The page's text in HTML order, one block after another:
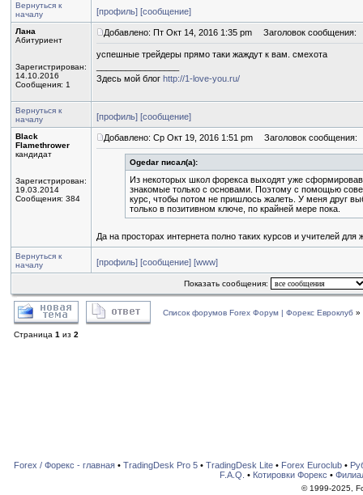
Вернуться к
началу
[профиль] [сообщение]
Лана
Абитуриент
Зарегистрирован:
14.10.2016
Сообщения: 1
Добавлено: Пт Окт 14, 2016 1:35 pm Заголовок сообщения:
успешные трейдеры прямо таки жаждут к вам. смехота
Здесь мой блог http://1-love-you.ru/
Вернуться к
началу
[профиль] [сообщение]
Black
Flamethrower
кандидат
Зарегистрирован:
19.03.2014
Сообщения: 384
Добавлено: Ср Окт 19, 2016 1:51 pm Заголовок сообщения:
Ogedar писал(а):
Из некоторых школ форекса выходят уже
знакомые только с основами. Поэтому с помощью
курс, чтобы потом не пришлось жалеть. У меня друг
только в позитивном ключе, по крайней мере пока.
Да на просторах интернета полно таких курсов и учителей
Вернуться к
началу
[профиль] [сообщение] [www]
Показать сообщения:
Список форумов Forex Форум | Форекс Евроклуб »
Страница 1 из 2
Forex / Форекс - главная• TradingDesk Pro 5• TradingDesk Lite• Forex Euroclub•
F.A.Q. • Котировки Форекс •
© 1999-2025,